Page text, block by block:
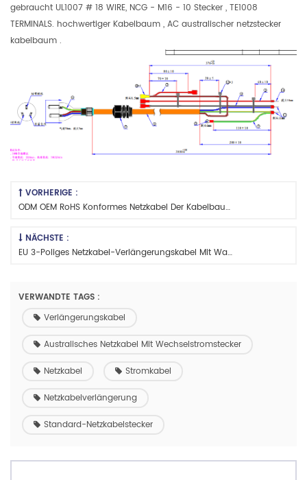
gebraucht UL1007 # 18 WIRE, NCG - M16 - 10 Stecker , TE1008
TERMINALS. hochwertiger Kabelbaum , AC australischer netzstecker
kabelbaum .
VORHERIGE :
ODM OEM RoHS Konformes Netzkabel Der Kabelbaumbaugruppe
NÄCHSTE :
EU 3-Poliges Netzkabel-Verlängerungskabel Mit Wago 221-Stecker
VERWANDTE TAGS :
Verlängerungskabel
Australisches Netzkabel Mit Wechselstromstecker
Netzkabel Stromkabel
Netzkabelverlängerung
Standard-Netzkabelstecker